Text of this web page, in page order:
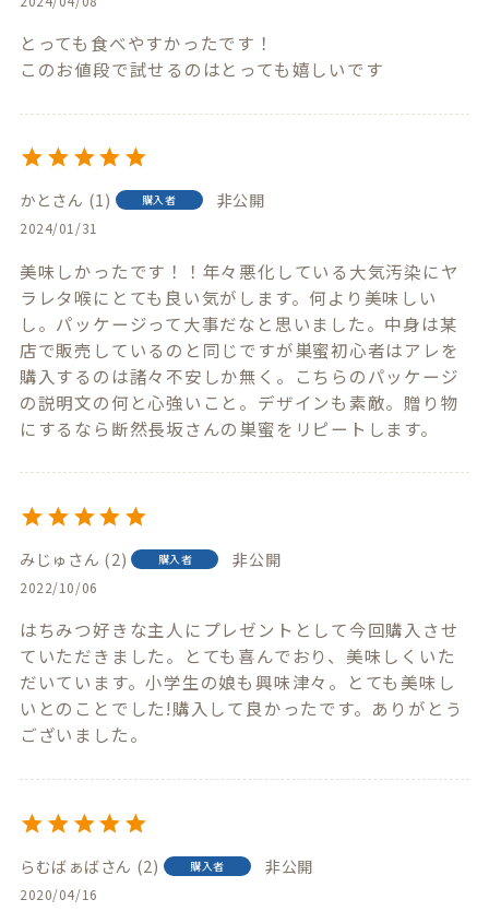
とっても食べやすかったです！
このお値段で試せるのはとっても嬉しいです
かと 1 購入者 非公開
2024/01/31
美味しかったです！！年々悪化している大気汚染にヤ
ラレタ喉にとても良い気がします。何より美味しい
し。パッケージって大事だなと思いました。中身は某
店で販売しているのと同じですが巣蜜初心者はアレを
購入するのは諸々不安しか無く。こちらのパッケージ
の説明文の何と心強いこと。デザインも素敵。贈り物
にするなら断然長坂さんの巣蜜をリピートします。
みじゅ 2 購入者 非公開
2022/10/06
はちみつ好きな主人にプレゼントとして今回購入させ
ていただきました。とても喜んでおり、美味しくいた
だいています。小学生の娘も興味津々。とても美味し
いとのことでした!購入して良かったです。ありがとう
ございました。
らむばぁば 2 購入者 非公開
2020/04/16